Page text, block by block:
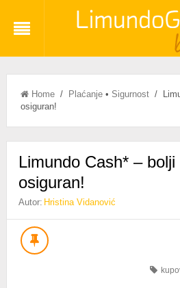
Home/ Plaćanje• Sigurnost/
osiguran!
Limundo Cash* –
osiguran!
Autor: Hristina Vidanović